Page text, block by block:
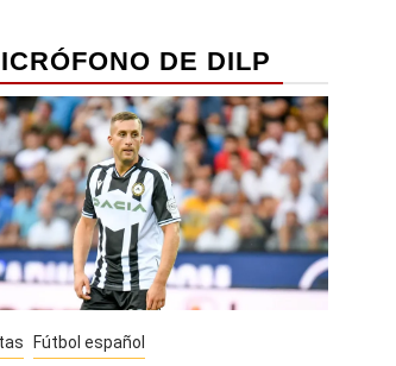
DE DILP
Fútbol español